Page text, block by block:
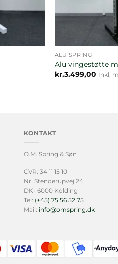
ALU SPRING
Alu vingestøtte
kr.3.499,00 Inkl.
KONTAKT
O.M. Spring & Søn
CVR: 34 11 15 10
Nr. Stenderupvej 24
DK- 6000 Kolding
Tel: (+45) 75 56 52 75
Mail: info@omspring.dk